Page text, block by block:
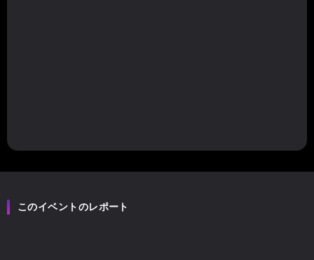
このイベントのレポート